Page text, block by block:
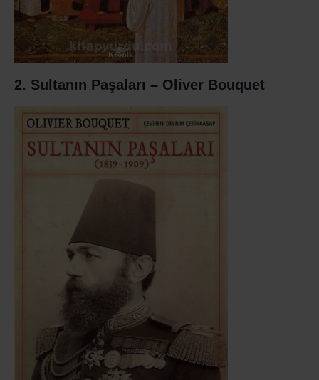
2. Sultanın Paşaları – Oliver Bouquet